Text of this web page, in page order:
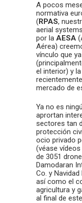
A pocos
normativa
(RPAS,
aerial
por la AESA
Aérea)
vínculo que
el interior) y
mercado de
Ya no es
aprortan
sectores tan
protección
ocio privado
(véase
de 3051
Damodaran
Co. y
así como el
agricultura y
al final de